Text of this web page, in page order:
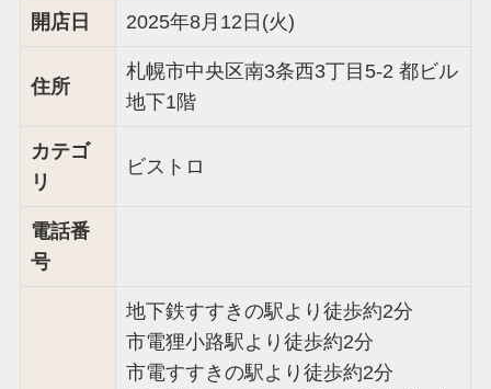
開店日 2025年8月12日(火)
住所
札幌市中央区南3条西3丁目5-2 都ビル
地下1階
カテゴ
リ
ビストロ
電話番
号
地下鉄すすきの駅より徒歩約2分
市電狸小路駅より徒歩約2分
市電すすきの駅より徒歩約2分